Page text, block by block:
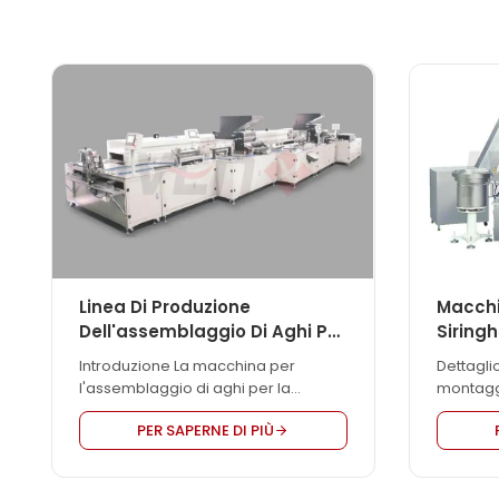
Linea Di Produzione
Dell'assemblaggio Di Aghi Per
La Raccolta Del Sangue
Introduzione La macchina per
l'assemblaggio di aghi per la
raccolta del sangue è utilizzata per
l'assemblaggio di prodotti con aghi
per la raccolta del sangue di tipo a
PER SAPERNE DI PIÙ